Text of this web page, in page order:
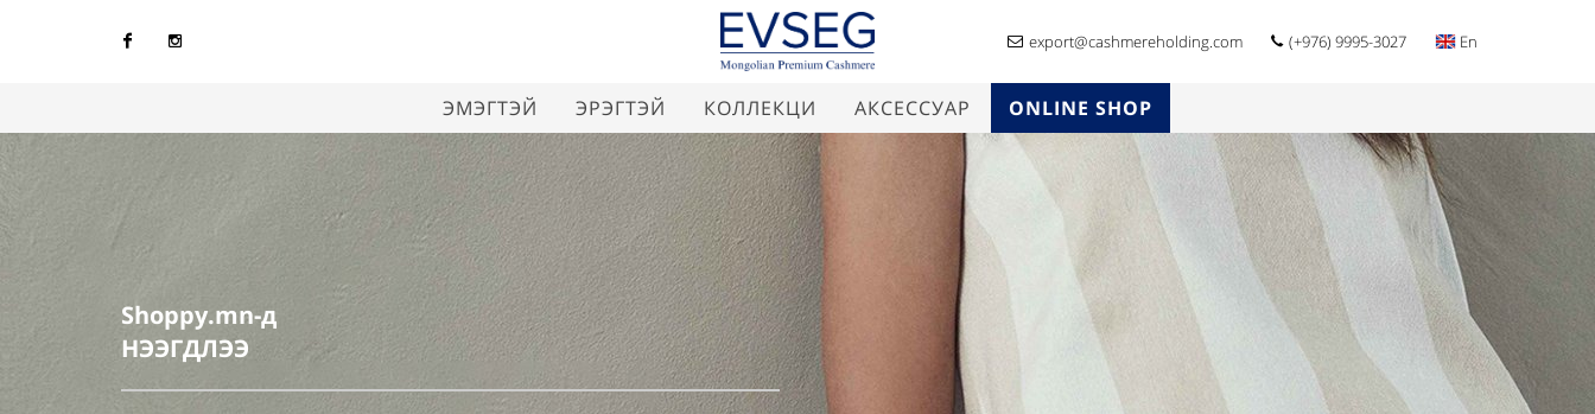
export@cashmereholding.com (+976) 9995-3027 En
ЭМЭГТЭЙ ЭРЭГТЭЙ КОЛЛЕКЦИ АКСЕССУАР ONLINE SHOP
Shoppy.mn-д
НЭЭГДЛЭЭ